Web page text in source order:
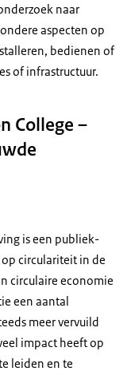
naar
aspecten op
bedienen of
of infrastructuur.
College –
is een publiek-
circulariteit in de
circulaire economie
een aantal
meer vervuild
impact heeft op
leiden en te